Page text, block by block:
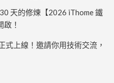
天的修煉【2026 iThome 鐵
啟！
上線！邀請你用技術交流，